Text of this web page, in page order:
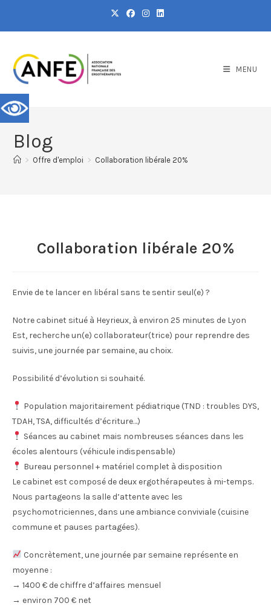
MENU
Blog
> Offre d'emploi > Collaboration libérale 20%
Collaboration libérale 20%
Envie de te lancer en libéral sans te sentir seul(e) ?
Notre cabinet situé à Heyrieux, à environ 25 minutes de Lyon
Est, recherche un(e) collaborateur(trice) pour reprendre des
suivis, une journée par semaine, au choix.
Possibilité d’évolution si souhaité.
Population majoritairement pédiatrique (TND : troubles DYS,
TDAH, TSA, difficultés d’écriture…)
Séances au cabinet mais nombreuses séances dans les
écoles alentours (véhicule indispensable)
Bureau personnel + matériel complet à disposition
Le cabinet est composé de deux ergothérapeutes à mi-temps.
Nous partageons la salle d’attente avec les
psychomotriciennes, dans une ambiance conviviale (cuisine
commune et pauses partagées).
Concrètement, une journée par semaine représente en
moyenne :
→ 1400 € de chiffre d’affaires mensuel
→ environ 700 € net